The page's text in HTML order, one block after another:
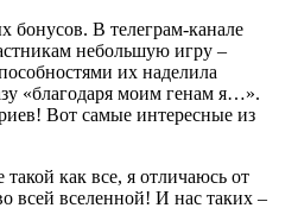
бонусов. В телеграм-канале
небольшую игру –
их наделила
«благодаря моим генам я…».
Вот самые интересные из
как все, я отличаюсь от
всей вселенной! И нас таких –